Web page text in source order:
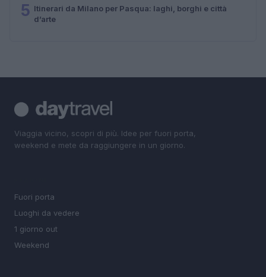
5 Itinerari da Milano per Pasqua: laghi, borghi e città
d’arte
Viaggia vicino, scopri di più. Idee per fuori porta,
weekend e mete da raggiungere in un giorno.
Fuori porta
Luoghi da vedere
1 giorno out
Weekend